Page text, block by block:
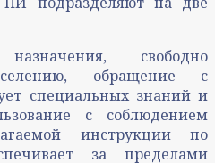
свободно
обращение с
специальных знаний и
с соблюдением
инструкции по
за пределами